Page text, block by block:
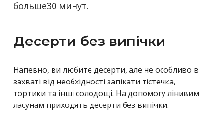
больше30 минут.
Десерти без випічки
Напевно, ви любите десерти, але не особливо в
захваті від необхідності запікати тістечка,
тортики та інші солодощі. На допомогу лінивим
ласунам приходять десерти без випічки.